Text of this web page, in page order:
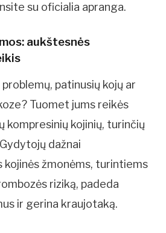
su oficialia apranga.
aukštesnės
patinusių kojų ar
Tuomet jums reikės
kompresinių kojinių, turinčių
dažnai
kojinės žmonėms, turintiems
riziką, padeda
ir gerina kraujotaką.